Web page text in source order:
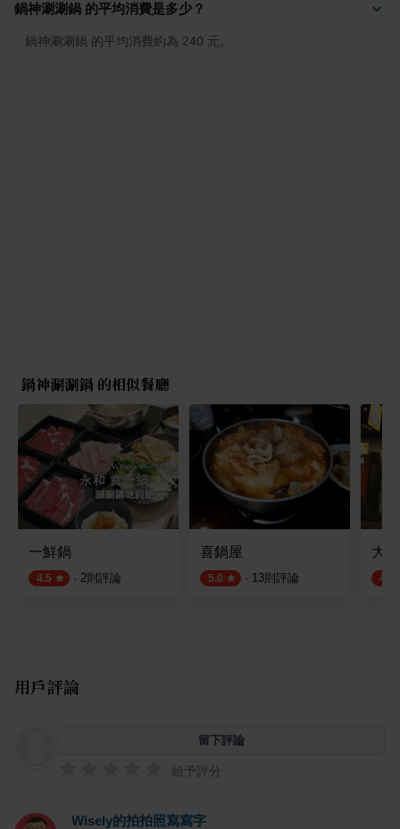
鍋神涮涮鍋 的平均消費是多少？
鍋神涮涮鍋 的平均消費約為 240 元。
鍋神涮涮鍋 的相似餐廳
一鮮鍋
4.5 · 2則評論
喜鍋屋
5.0 · 13則評論
大
4.5
用戶評論
留下評論
給予評分
Wisely的拍拍照寫寫字